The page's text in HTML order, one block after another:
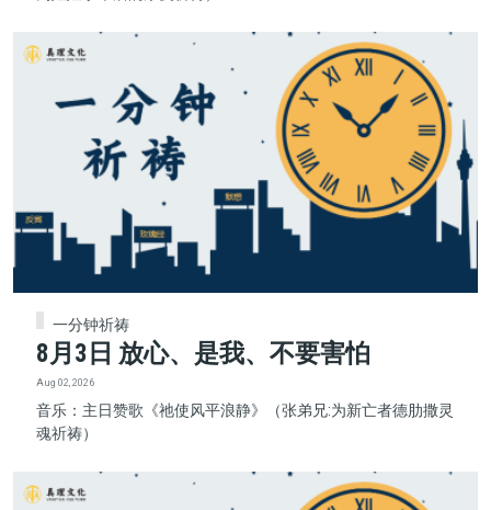
一分钟祈祷
8月3日 放心、是我、不要害怕
Aug 02, 2026
音乐：主日赞歌《祂使风平浪静》（张弟兄:为新亡者德肋撒灵
魂祈祷）